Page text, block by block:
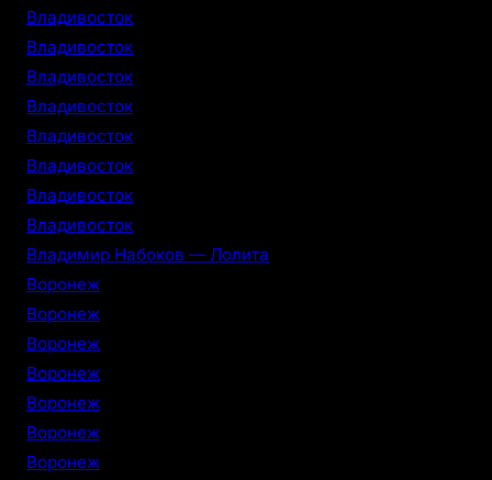
Владивосток
Владивосток
Владивосток
Владивосток
Владивосток
Владивосток
Владивосток
Владивосток
Владимир Набоков — Лолита
Воронеж
Воронеж
Воронеж
Воронеж
Воронеж
Воронеж
Воронеж